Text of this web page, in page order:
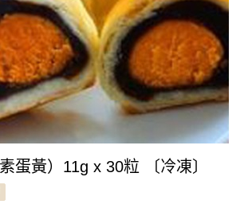
蛋黃）11g x 30粒 〔冷凍〕